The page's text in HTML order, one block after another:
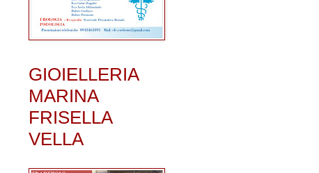
GIOIELLERIA
MARINA
FRISELLA
VELLA